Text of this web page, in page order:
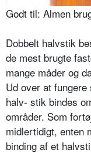
Godt til: Almen
Dobbelt halvstik
de mest brugte
mange måder og
Ud over at
halv- stik bindes
områder. Som
midlertidigt, enten
binding af et